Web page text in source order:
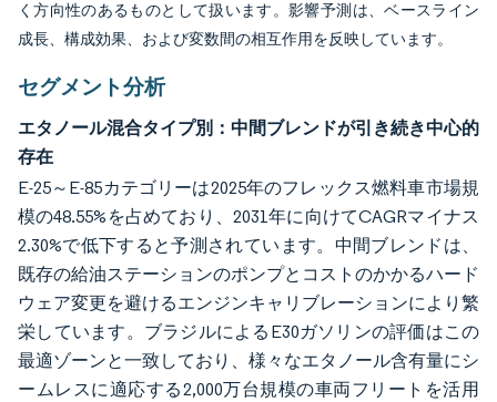
く方向性のあるものとして扱います。影響予測は、ベースライン
成長、構成効果、および変数間の相互作用を反映しています。
セグメント分析
エタノール混合タイプ別：中間ブレンドが引き続き中心的
存在
E-25～E-85カテゴリーは2025年のフレックス燃料車市場規
模の48.55%を占めており、2031年に向けてCAGRマイナス
2.30%で低下すると予測されています。中間ブレンドは、
既存の給油ステーションのポンプとコストのかかるハード
ウェア変更を避けるエンジンキャリブレーションにより繁
栄しています。ブラジルによるE30ガソリンの評価はこの
最適ゾーンと一致しており、様々なエタノール含有量にシ
ームレスに適応する2,000万台規模の車両フリートを活用